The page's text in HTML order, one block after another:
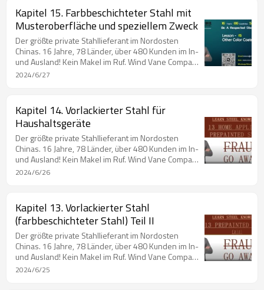
Chinese Northeast Steel Structure Union ist. Chinas
Top 20-Lieferanten für beschichteten Stahl im Jahr
2019. Chinas Top 100-Lieferanten für Stahl im Jahr
2020. Chinas Top 30-Lieferanten für beschichteten
Kapitel 15. Farbbeschichteter Stahl mit
Musteroberfläche und speziellem Zweck
Der größte private Stahllieferant im Nordosten
Chinas. 16 Jahre, 78 Länder, über 480 Kunden im In-
und Ausland! Kein Makel im Ruf. Wind Vane Company
mit Preis in den Mainstream-Medien. Unternehmen,
Chinese Northeast Steel Structure Union ist. Chinas
Top 20-Lieferanten für beschichteten Stahl im Jahr
2019. Chinas Top 100-Lieferanten für Stahl im Jahr
2020. Chinas Top 30-Lieferanten für beschichteten
2024/6/27
Kapitel 14. Vorlackierter Stahl für
Haushaltsgeräte
Der größte private Stahllieferant im Nordosten
Chinas. 16 Jahre, 78 Länder, über 480 Kunden im In-
und Ausland! Kein Makel im Ruf. Wind Vane Company
mit Preis in den Mainstream-Medien. Unternehmen,
Chinese Northeast Steel Structure Union ist. Chinas
Top 20-Lieferanten für beschichteten Stahl im Jahr
2019. Chinas Top 100-Lieferanten für Stahl im Jahr
2020. Chinas Top 30-Lieferanten für beschichteten
2024/6/26
Kapitel 13. Vorlackierter Stahl
(farbbeschichteter Stahl) Teil II
Der größte private Stahllieferant im Nordosten
Chinas. 16 Jahre, 78 Länder, über 480 Kunden im In-
und Ausland! Kein Makel im Ruf. Wind Vane Company
mit Preis in den Mainstream-Medien. Unternehmen,
2024/6/25